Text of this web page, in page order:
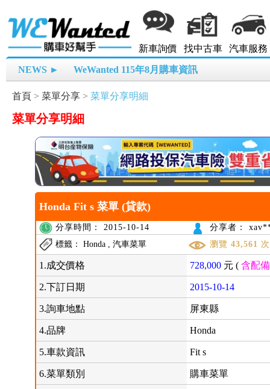
新車詢價 找中古車 汽車服務
NEWS ► WeWanted 115年8月購車資訊
首頁 > 菜單分享 > 菜單分享明細
菜單分享明細
Honda Fit s 菜單 (貸款)
分享時間： 2015-10-14
分享者：
標籤： Honda , 汽車菜單
瀏覽 43,561 次
1.成交價格 728,000 元 (含配備
2.下訂日期 2015-10-14
3.詢車地點 屏東縣
4.品牌 Honda
5.車款資訊 Fit s
6.菜單類別 購車菜單